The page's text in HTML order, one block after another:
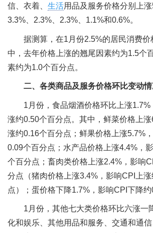
信、衣着、 生活用品及服务价格分别上涨
3.3%、2.3%、2.3%、1.1%和0.6%。
据测算，在1月份2.5%的居民消费
中，去年价格上涨的翘尾因素约为1.5个
素约为1.0个百分点。
二、各类商品及服务价格环比变动
1月份，食品烟酒价格环比上涨1.7%
涨约0.50个百分点。其中，鲜菜价格上
涨约0.16个百分点；鲜果价格上涨5.7%
0.09个百分点；水产品价格上涨4.4%，
个百分点；畜肉类价格上涨2.4%，影响
分点（猪肉价格上涨3.4%，影响CPI上
点）；蛋价格下降1.7%，影响CPI下降约
1月份，其他七大类价格环比六涨一
化和娱乐、其他用品和服务、交通和通